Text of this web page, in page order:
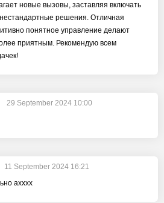
новые вызовы, заставляя включать
нестандартные решения. Отличная
понятное управление делают
приятным. Рекомендую всем
29 September 2024 10:00
11 September 2024 16:21
ахххх